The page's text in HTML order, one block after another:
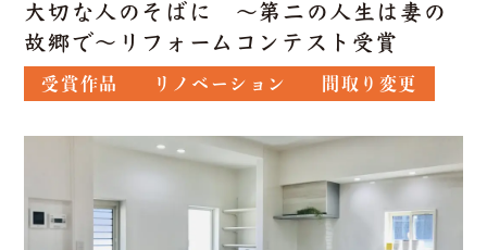
大切な人のそばに ～第二の人生は妻の
故郷で～リフォームコンテスト受賞
受賞作品 リノベーション 間取り変更